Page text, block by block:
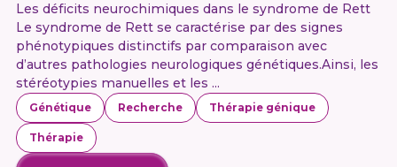
Les déficits neurochimiques dans le syndrome de Rett
Le syndrome de Rett se caractérise par des signes
phénotypiques distinctifs par comparaison avec
d’autres pathologies neurologiques génétiques.Ainsi, les
stéréotypies manuelles et les ...
Génétique Recherche Thérapie génique
Thérapie